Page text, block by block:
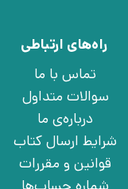
راه‌های ارتباطی
تماس با ما
سوالات متداول
درباره‌ی ما
شرایط ارسال کتاب
قوانین و مقررات